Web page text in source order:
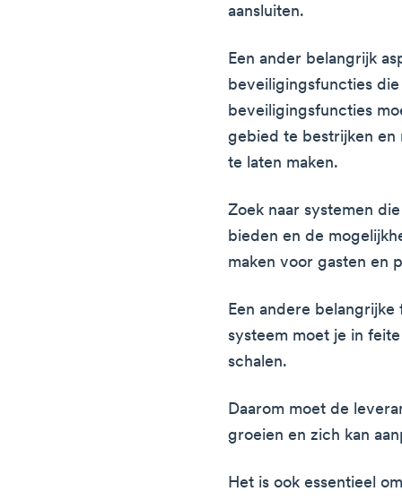
aansluiten.
Een ander belangrijk
beveiligingsfuncties
beveiligingsfuncties
gebied te bestrijken
te laten maken.
Zoek naar systemen
bieden en de
maken voor gasten en
Een andere belangrijke
systeem moet je in
schalen.
Daarom moet de
groeien en zich kan
Het is ook essentieel